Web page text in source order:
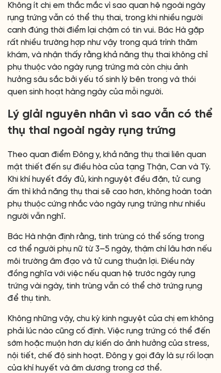
Không ít chị em thắc mắc vì sao quan hệ ngoài ngày
rụng trứng vẫn có thể thụ thai, trong khi nhiều người
canh đúng thời điểm lại chậm có tin vui. Bác Hà gặp
rất nhiều trường hợp như vậy trong quá trình thăm
khám, và nhận thấy rằng khả năng thụ thai không chỉ
phụ thuộc vào ngày rụng trứng mà còn chịu ảnh
hưởng sâu sắc bởi yếu tố sinh lý bên trong và thói
quen sinh hoạt hàng ngày của mỗi người.
Lý giải nguyên nhân vì sao vẫn có thể
thụ thai ngoài ngày rụng trứng
Theo quan điểm Đông y, khả năng thụ thai liên quan
mật thiết đến sự điều hòa của tạng Thận, Can và Tỳ.
Khi khí huyết đầy đủ, kinh nguyệt đều đặn, tử cung
ấm thì khả năng thụ thai sẽ cao hơn, không hoàn toàn
phụ thuộc cứng nhắc vào ngày rụng trứng như nhiều
người vẫn nghĩ.
Bác Hà nhận định rằng, tinh trùng có thể sống trong
cơ thể người phụ nữ từ 3–5 ngày, thậm chí lâu hơn nếu
môi trường âm đạo và tử cung thuận lợi. Điều này
đồng nghĩa với việc nếu quan hệ trước ngày rụng
trứng vài ngày, tinh trùng vẫn có thể chờ trứng rụng
để thụ tinh.
Không những vậy, chu kỳ kinh nguyệt của chị em không
phải lúc nào cũng cố định. Việc rụng trứng có thể đến
sớm hoặc muộn hơn dự kiến do ảnh hưởng của stress,
nội tiết, chế độ sinh hoạt. Đông y gọi đây là sự rối loạn
của khí huyết và âm dương trong cơ thể.